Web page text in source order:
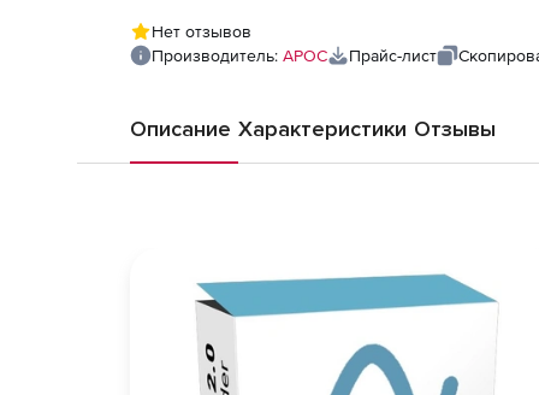
последующие рабочие места
Нет отзывов
Производитель: АРОС Прайс-лист
Описание Характеристики Отзывы